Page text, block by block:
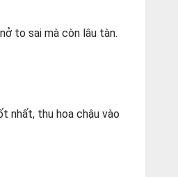
to sai mà còn lâu tàn.
nhất, thu hoa chậu vào